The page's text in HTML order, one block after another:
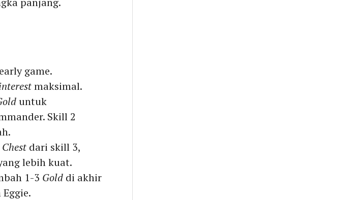
game.
maksimal.
untuk
Skill 2
dari skill 3,
lebih kuat.
1-3 Gold di akhir